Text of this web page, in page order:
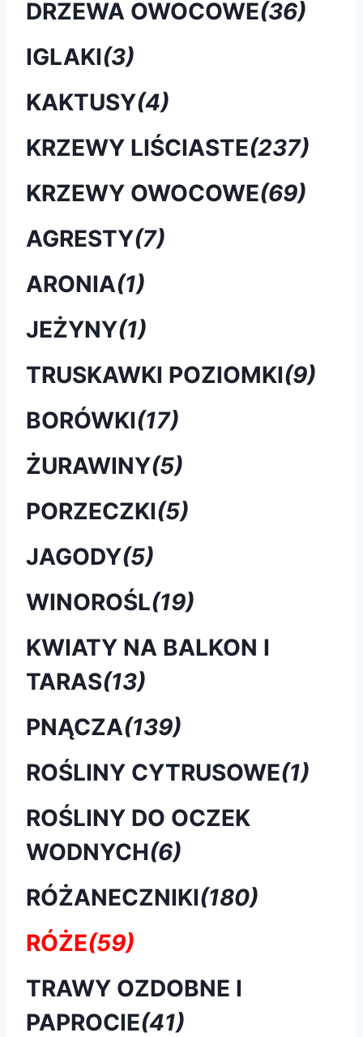
DRZEWA OWOCOWE(36)
IGLAKI(3)
KAKTUSY(4)
KRZEWY LIŚCIASTE(237)
KRZEWY OWOCOWE(69)
AGRESTY(7)
ARONIA(1)
JEŻYNY(1)
TRUSKAWKI POZIOMKI(9)
BORÓWKI(17)
ŻURAWINY(5)
PORZECZKI(5)
JAGODY(5)
WINOROŚL(19)
KWIATY NA BALKON I
TARAS(13)
PNĄCZA(139)
ROŚLINY CYTRUSOWE(1)
ROŚLINY DO OCZEK
WODNYCH(6)
RÓŻANECZNIKI(180)
RÓŻE(59)
TRAWY OZDOBNE I
PAPROCIE(41)